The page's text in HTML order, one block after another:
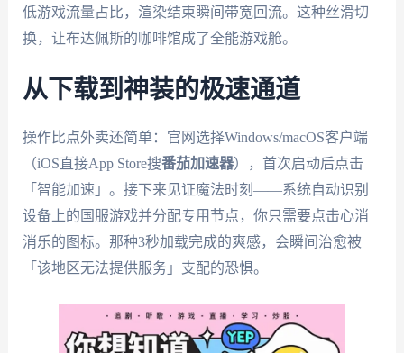
低游戏流量占比，渲染结束瞬间带宽回流。这种丝滑切
换，让布达佩斯的咖啡馆成了全能游戏舱。
从下载到神装的极速通道
操作比点外卖还简单：官网选择Windows/macOS客户端
（iOS直接App Store搜番茄加速器），首次启动后点击
「智能加速」。接下来见证魔法时刻——系统自动识别
设备上的国服游戏并分配专用节点，你只需要点击心消
消乐的图标。那种3秒加载完成的爽感，会瞬间治愈被
「该地区无法提供服务」支配的恐惧。